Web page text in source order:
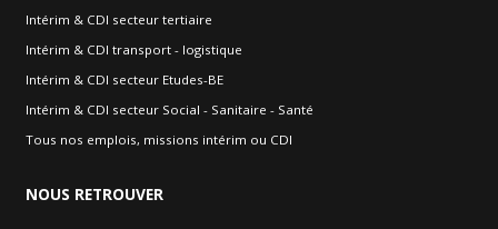
Intérim & CDI secteur tertiaire
Intérim & CDI transport - logistique
Intérim & CDI secteur Etudes-BE
Intérim & CDI secteur Social - Sanitaire - Santé
Tous nos emplois, missions intérim ou CDI
NOUS RETROUVER